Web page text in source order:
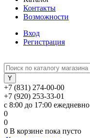
Контакты
Возможности
Вход
Регистрация
+7 (831) 274-00-00
+7 (920) 253-33-01
с 8:00 до 17:00 ежедневно
0
0
0 В корзине пока пусто